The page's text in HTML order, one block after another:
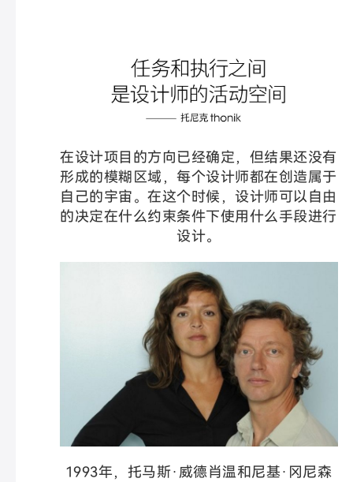
在设计项目的方向已经确定，但结果还没有
形成的模糊区域，每个设计师都在创造属于
自己的宇宙。在这个时候，设计师可以自由
的决定在什么约束条件下使用什么手段进行
设计。
1993年，托马斯·威德肖温和尼基·冈尼森